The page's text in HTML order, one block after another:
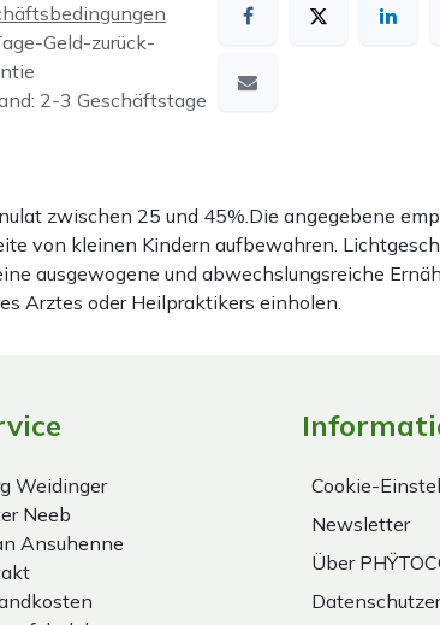
Geld-zurück-
2-3 Geschäftstage
zwischen 25 und 45%.Die angegebene
von kleinen Kindern aufbewahren.
ausgewogene und abwechslungsreiche
Arztes oder Heilpraktikers einholen.
Weidinger
Neeb
Ansuhenne
Cookie-
Newsletter
Über